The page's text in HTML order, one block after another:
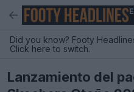
Did you know? Footy
Click here to switch.
Lanzamiento del